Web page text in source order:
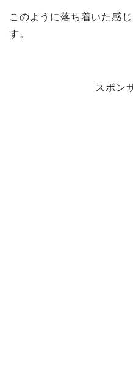
このように落ち着いた感
す。
スポン